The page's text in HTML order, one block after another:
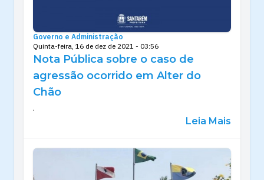
Governo e Administração
Quinta-feira, 16 de dez de 2021 - 03:56
Nota Pública sobre o caso de
agressão ocorrido em Alter do
Chão
.
Leia Mais